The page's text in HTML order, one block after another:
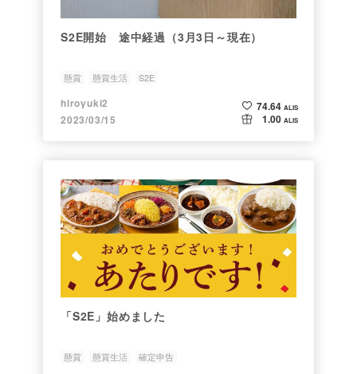
S2E開始 途中経過（3月3日～現在）
懸賞 懸賞生活 S2E
hiroyuki2
2023/03/15
74.64 ALIS
1.00 ALIS
「S2E」始めました
懸賞 懸賞生活 確定申告